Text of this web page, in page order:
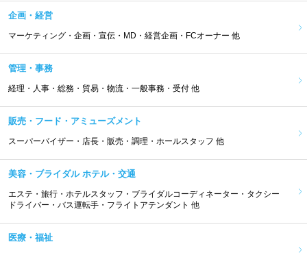
企画・経営
マーケティング・企画・宣伝・MD・経営企画・FCオーナー 他
管理・事務
経理・人事・総務・貿易・物流・一般事務・受付 他
販売・フード・アミューズメント
スーパーバイザー・店長・販売・調理・ホールスタッフ 他
美容・ブライダル ホテル・交通
エステ・旅行・ホテルスタッフ・ブライダルコーディネーター・タクシー
ドライバー・バス運転手・フライトアテンダント 他
医療・福祉